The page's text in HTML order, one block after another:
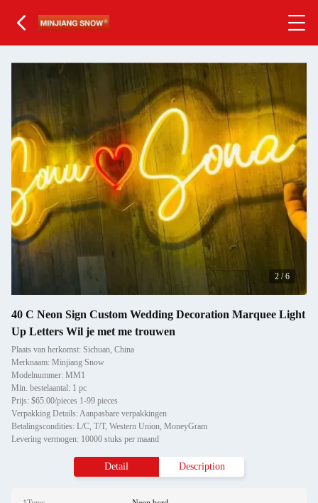
2 /6
40 C Neon Sign Custom Wedding Decoration Marquee Light
Up Letters Wil je met me trouwen
Plaats van herkomst: Sichuan, China
Merknaam: Minjiang Snow
Modelnummer: MM1
Min. bestelaantal: 1 pc
Prijs: $65.00/pieces 1-99 pieces
Verpakking Details: Aanpasbare verpakkingen
Betalingscondities: L/C, T/T, Western Union, MoneyGram
Levering vermogen: 10000 stuks per maand
Detail Description